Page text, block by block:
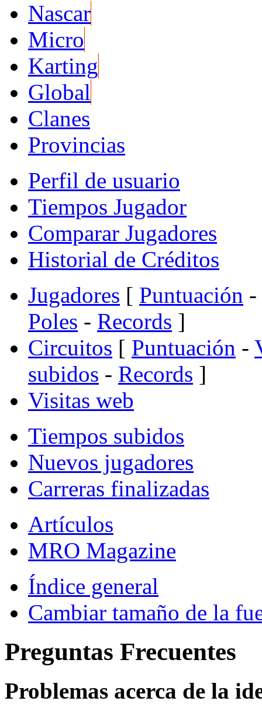
Nascar
Micro
Karting
Global
Clanes
Provincias
Perfil de usuario
Tiempos Jugador
Comparar Jugadores
Historial de Créditos
Jugadores [ Puntuación -
Poles - Records ]
Circuitos [ Puntuación -
subidos - Records ]
Visitas web
Tiempos subidos
Nuevos jugadores
Carreras finalizadas
Artículos
MRO Magazine
Índice general
Cambiar tamaño de la
Preguntas Frecuentes
Problemas acerca de la